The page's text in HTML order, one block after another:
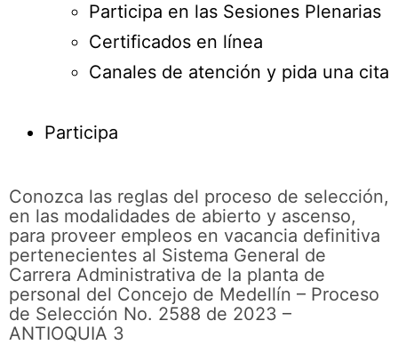
Participa en las Sesiones Plenarias
Certificados en línea
Canales de atención y pida una cita
Participa
Conozca las reglas del proceso de selección,
en las modalidades de abierto y ascenso,
para proveer empleos en vacancia definitiva
pertenecientes al Sistema General de
Carrera Administrativa de la planta de
personal del Concejo de Medellín – Proceso
de Selección No. 2588 de 2023 –
ANTIOQUIA 3